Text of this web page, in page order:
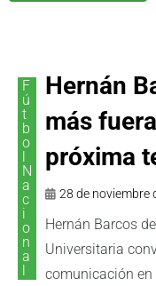
F
ú
t
b
o
l
N
a
c
i
o
n
a
l
Hernán
más
próxima
28 de noviembre
Hernán Barcos
Universitaria
comunicación en